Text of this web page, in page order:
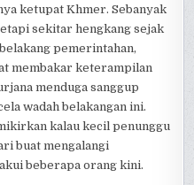
ketupat Khmer. Sebanyak
sekitar hengkang sejak
pemerintahan,
membakar keterampilan
menduga sanggup
wadah belakangan ini.
kalau kecil penunggu
buat mengalangi
beberapa orang kini.